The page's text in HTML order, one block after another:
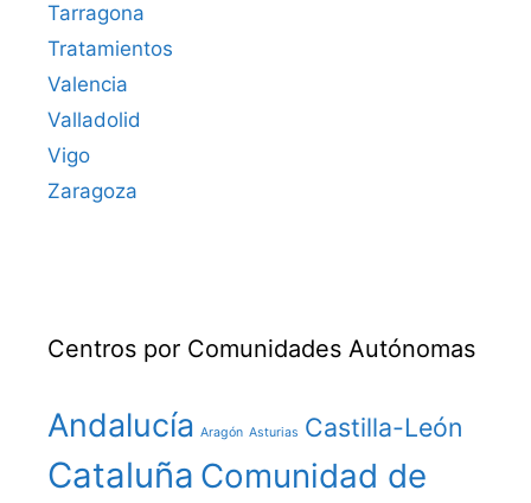
Tarragona
Tratamientos
Valencia
Valladolid
Vigo
Zaragoza
Centros por Comunidades Autónomas
Andalucía Aragón Asturias Castilla-León
Cataluña Comunidad de